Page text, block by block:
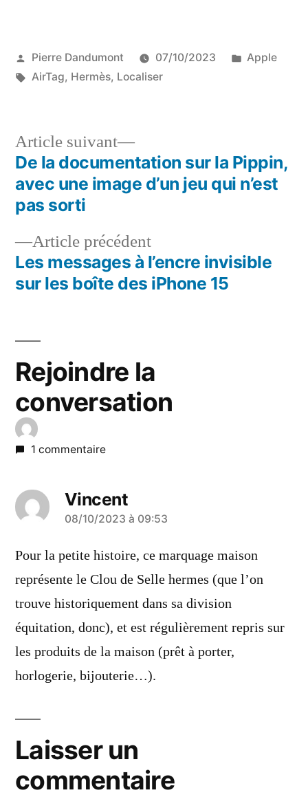
Publié
par
Pierre Dandumont 07/10/2023
Publié
Apple
Étiquettes :
AirTag, Hermès, Localiser
Navigation
de
l’article
Article précédentArticle
précédent :
Les messages à l’encre invisible
sur les boîte des iPhone 15
Article suivant
Article
suivant :
De la documentation sur la Pippin,
avec une image d’un jeu qui n’est
pas sorti
Rejoindre la
conversation
1 commentaire
Vincent
a
dit :
08/10/2023 à 09:53
Pour la petite histoire, ce marquage maison
représente le Clou de Selle hermes (que l’on
trouve historiquement dans sa division
équitation, donc), et est régulièrement repris sur
les produits de la maison (prêt à porter,
horlogerie, bijouterie…).
Laisser un
commentaire